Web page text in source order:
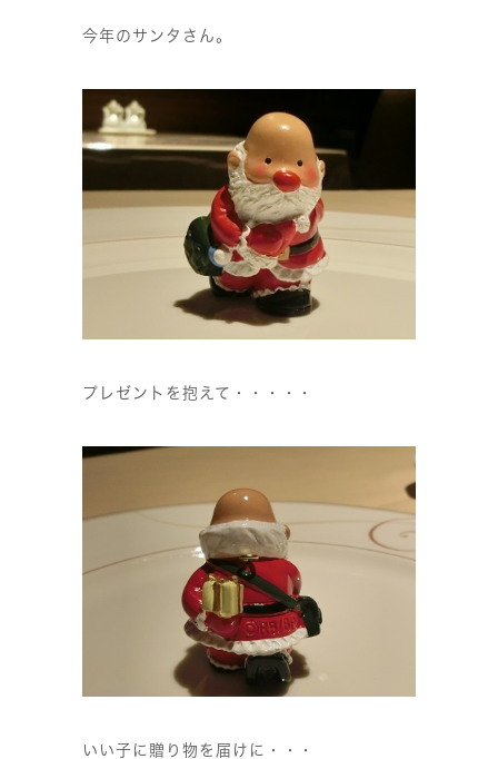
今年のサンタさん。
プレゼントを抱えて・・・・・
いい子に贈り物を届けに・・・